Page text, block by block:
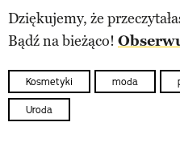
Dziękujemy, że
Bądź na bieżąco!
Kosmetyki moda
Uroda